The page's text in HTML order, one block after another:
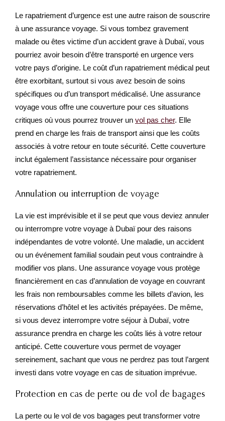
Le rapatriement d’urgence est une autre raison de souscrire
à une assurance voyage. Si vous tombez gravement
malade ou êtes victime d’un accident grave à Dubaï, vous
pourriez avoir besoin d’être transporté en urgence vers
votre pays d’origine. Le coût d’un rapatriement médical peut
être exorbitant, surtout si vous avez besoin de soins
spécifiques ou d’un transport médicalisé. Une assurance
voyage vous offre une couverture pour ces situations
critiques où vous pourrez trouver un vol pas cher. Elle
prend en charge les frais de transport ainsi que les coûts
associés à votre retour en toute sécurité. Cette couverture
inclut également l’assistance nécessaire pour organiser
votre rapatriement.
Annulation ou interruption de voyage
La vie est imprévisible et il se peut que vous deviez annuler
ou interrompre votre voyage à Dubaï pour des raisons
indépendantes de votre volonté. Une maladie, un accident
ou un événement familial soudain peut vous contraindre à
modifier vos plans. Une assurance voyage vous protège
financièrement en cas d’annulation de voyage en couvrant
les frais non remboursables comme les billets d’avion, les
réservations d’hôtel et les activités prépayées. De même,
si vous devez interrompre votre séjour à Dubaï, votre
assurance prendra en charge les coûts liés à votre retour
anticipé. Cette couverture vous permet de voyager
sereinement, sachant que vous ne perdrez pas tout l’argent
investi dans votre voyage en cas de situation imprévue.
Protection en cas de perte ou de vol de bagages
La perte ou le vol de vos bagages peut transformer votre